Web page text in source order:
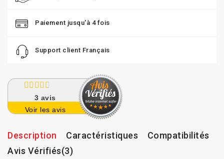
Paiement jusqu'à 4 fois
Support client Français
3 avis
Voir les avis
Description Caractéristiques
Compatibilités
Avis Vérifiés(3)